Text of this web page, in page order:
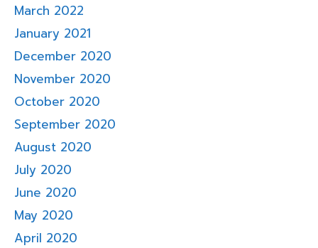
March 2022
January 2021
December 2020
November 2020
October 2020
September 2020
August 2020
July 2020
June 2020
May 2020
April 2020